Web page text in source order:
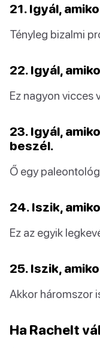
21. Igyál,
Tényleg bizalmi
22. Igyál,
Ez nagyon vicces
23. Igyál,
beszél.
Ő egy
24. Iszik,
Ez az egyik
25. Iszik,
Akkor háromszor
Ha Rachelt